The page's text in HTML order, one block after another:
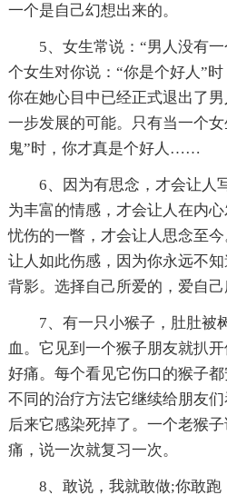
一个是自己幻想出来的。
5、女生常说：“男人没有
个女生对你说：“你是个好人”
你在她心目中已经正式退出了
一步发展的可能。只有当一个
鬼”时，你才真是个好人……
6、因为有思念，才会让人
为丰富的情感，才会让人在内
忧伤的一瞥，才会让人思念至
让人如此伤感，因为你永远不
背影。选择自己所爱的，爱自
7、有一只小猴子，肚肚被
血。它见到一个猴子朋友就扒
好痛。每个看见它伤口的猴子
不同的治疗方法它继续给朋友
后来它感染死掉了。一个老猴子
痛，说一次就复习一次。
8、敢说，我就敢做;你敢